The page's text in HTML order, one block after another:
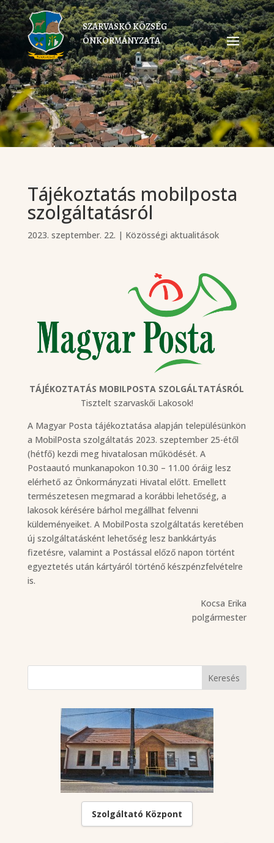
SZARVASKŐ KÖZSÉG
ÖNKORMÁNYZATA
Tájékoztatás mobilposta
szolgáltatásról
2023. szeptember. 22. | Közösségi aktualitások
TÁJÉKOZTATÁS MOBILPOSTA SZOLGÁLTATÁSRÓL
Tisztelt szarvaskői Lakosok!
A Magyar Posta tájékoztatása alapján településünkön
a MobilPosta szolgáltatás 2023. szeptember 25-étől
(hétfő) kezdi meg hivatalosan működését. A
Postaautó munkanapokon 10.30 – 11.00 óráig lesz
elérhető az Önkormányzati Hivatal előtt. Emellett
természetesen megmarad a korábbi lehetőség, a
lakosok kérésére bárhol megállhat felvenni
küldeményeiket. A MobilPosta szolgáltatás keretében
új szolgáltatásként lehetőség lesz bankkártyás
fizetésre, valamint a Postással előző napon történt
egyeztetés után kártyáról történő készpénzfelvételre
is.
Kocsa Erika
polgármester
Szolgáltató Központ